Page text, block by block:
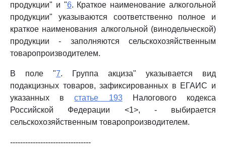
продукции" и "6. Краткое наименование алкогольной
продукции" указываются соответственно полное и
краткое наименования алкогольной (винодельческой)
продукции - заполняются сельскохозяйственным
товаропроизводителем.
В поле "7. Группа акциза" указывается вид
подакцизных товаров, зафиксированных в ЕГАИС и
указанных встатье 193Налогового кодекса
Российской Федерации <1>, - выбирается
сельскохозяйственным товаропроизводителем.
--------------------------------